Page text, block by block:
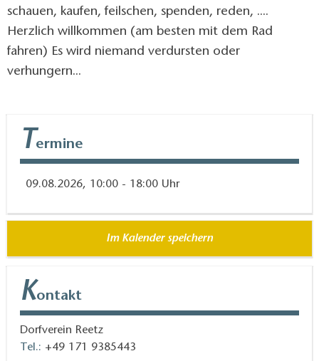
schauen, kaufen, feilschen, spenden, reden, ....
Herzlich willkommen (am besten mit dem Rad
fahren) Es wird niemand verdursten oder
verhungern...
T ermine
09.08.2026, 10:00 - 18:00 Uhr
Im Kalender speichern
Kontakt
Dorfverein Reetz
Tel.: +49 171 9385443